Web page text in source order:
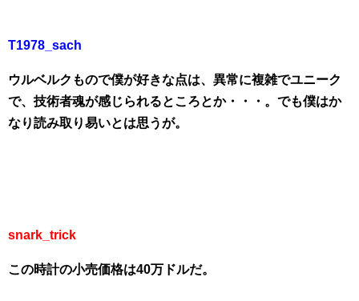
T1978_sach
ウルベルクもので僕が好きな点は、異常に複雑でユニーク
で、技術者魂が感じられるところとか・・・。でも僕はか
なり読み取り易いとは思うが。
snark_trick
この時計の小売価格は40万ドルだ。